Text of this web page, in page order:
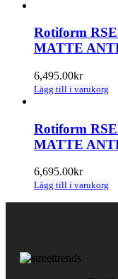
Rotiform
MATTE
6,495.00kr
Lägg till i varukorg
Rotiform
MATTE
6,695.00kr
Lägg till i varukorg